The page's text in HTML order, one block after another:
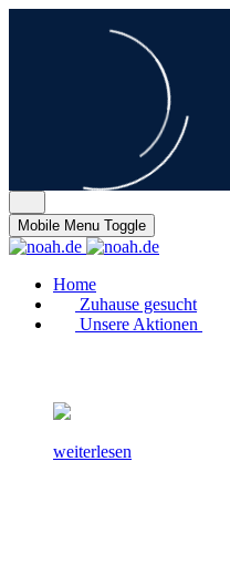
Mobile Menu Toggle
Home
Zuhause gesucht
Unsere Aktionen
weiterlesen